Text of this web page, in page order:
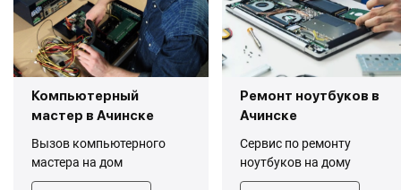
Компьютерный
мастер в Ачинске
Вызов компьютерного
мастера на дом
Ремонт ноутбуков в
Ачинске
Сервис по ремонту
ноутбуков на дому